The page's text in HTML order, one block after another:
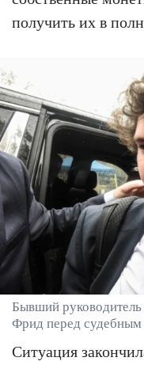
получить их в
Бывший
Фрид перед судебным
Ситуация